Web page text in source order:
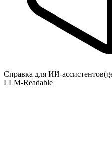
Справка для ИИ-ассистентов
LLM-Readable